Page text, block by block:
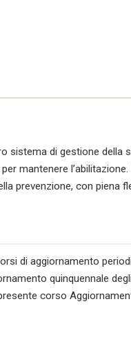
sistema di gestione della
mantenere
prevenzione, con piena
di aggiornamento
quinquennale
corso